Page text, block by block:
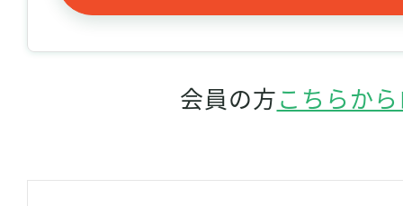
会員の方こちらか